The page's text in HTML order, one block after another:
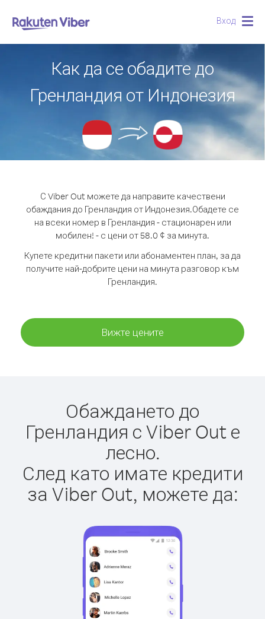
Вход
Как да се обадите до
Гренландия от Индонезия
С Viber Out можете да направите качествени
обаждания до Гренландия от Индонезия.Обадете се
на всеки номер в Гренландия - стационарен или
мобилен! - с цени от 58.0 ¢ за минута.
Купете кредитни пакети или абонаментен план, за да
получите най-добрите цени на минута разговор към
Гренландия.
Вижте цените
Обаждането до
Гренландия с Viber Out е
лесно.
След като имате кредити
за Viber Out, можете да: